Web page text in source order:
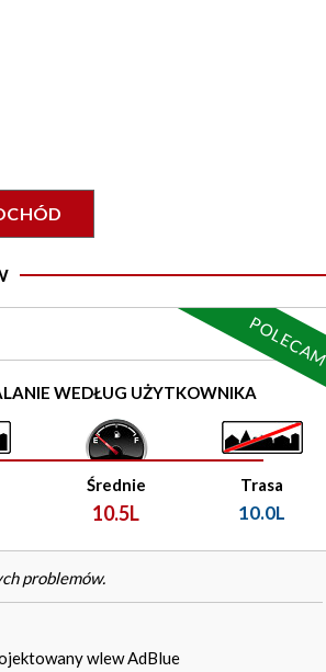
WEDŁUG UŻYTKOWNIKA
Średnie
10.5L
Trasa
10.0L
problemów.
wlew AdBlue